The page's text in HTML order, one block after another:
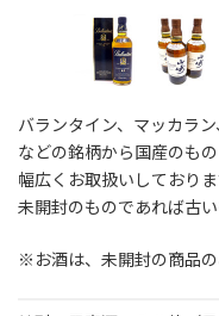
バランタイン、マッカラ
などの銘柄から国産のも
幅広くお取扱いしておりま
未開封のものであれば古い
※お酒は、未開封の商品の